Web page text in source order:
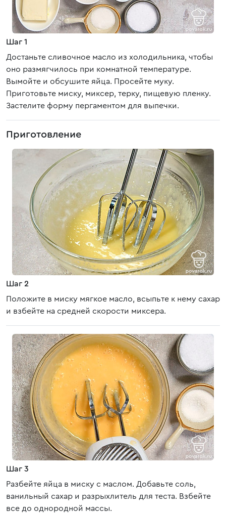
Шаг 1
Достаньте сливочное масло из холодильника, чтобы
оно размягчилось при комнатной температуре.
Вымойте и обсушите яйца. Просейте муку.
Приготовьте миску, миксер, терку, пищевую пленку.
Застелите форму пергаментом для выпечки.
Приготовление
Шаг 2
Положите в миску мягкое масло, всыпьте к нему сахар
и взбейте на средней скорости миксера.
Шаг 3
Разбейте яйца в миску с маслом. Добавьте соль,
ванильный сахар и разрыхлитель для теста. Взбейте
все до однородной массы.